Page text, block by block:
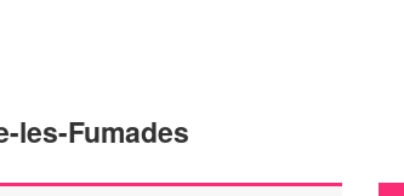
les-Fumades